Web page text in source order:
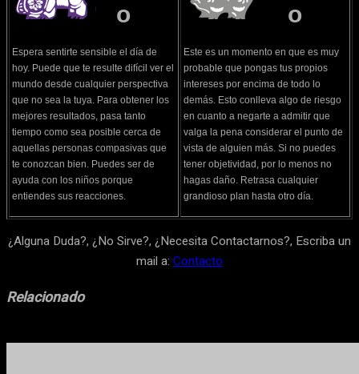
o
Espera sentirte sensible el día de
hoy. Puede que te resulte difícil ver el
mundo desde cualquier perspectiva
que no sea la tuya. Para obtener los
mejores resultados, pasa tanto
tiempo como sea posible cerca de
aquellas personas compasivas que
te conozcan bien. Puedes ser de
ayuda con los niños porque
entiendes sus reacciones.
o
Este es un momento en que es muy
probable que pongas tus propios
intereses por encima de todo lo
demás. Esto conlleva algo de riesgo
en cuanto a negarte a admitir que
valga la pena considerar el punto de
vista de alguien más. Si no puedes
tener objetividad, por lo menos no
hagas daño. Retrasa cualquier
grandioso plan hasta otro día.
¿Alguna Duda?, ¿No Sirve?, ¿Necesita Contactarnos?, Escriba un
mail a: Contacto
Relacionado